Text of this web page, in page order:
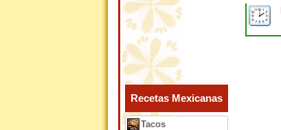
Recetas Mexicanas
Tacos